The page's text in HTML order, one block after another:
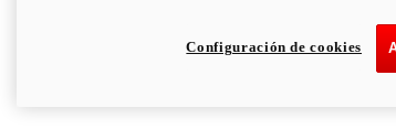
Configuración de cookies